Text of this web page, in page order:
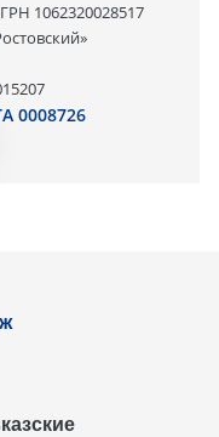
1062320028517
0008726